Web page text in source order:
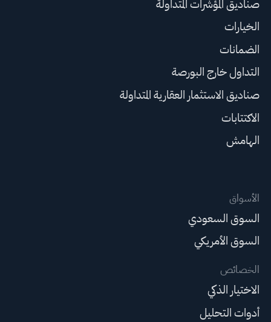
صناديق المؤشرات المتداولة
الخيارات
الضمانات
التداول خارج البورصة
صناديق الاستثمار العقارية المتداولة
الاكتتابات
الهامش
الأسواق
السوق السعودي
السوق الأمريكي
الخصائص
الاختيار الذكي
أدوات التحليل